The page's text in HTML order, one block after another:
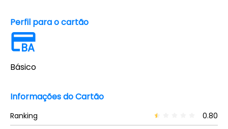
Perfil para o cartão
BA
Básico
Informações do Cartão
Ranking
0.80